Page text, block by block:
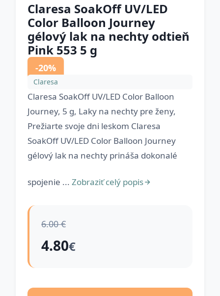
Claresa SoakOff UV/LED
Color Balloon Journey
gélový lak na nechty odtieň
Pink 553 5 g
-20%
Claresa
Claresa SoakOff UV/LED Color Balloon
Journey, 5 g, Laky na nechty pre ženy,
Prežiarte svoje dni leskom Claresa
SoakOff UV/LED Color Balloon Journey
gélový lak na nechty prináša dokonalé
spojenie ... Zobraziť celý popis
6.00 €
4.80€